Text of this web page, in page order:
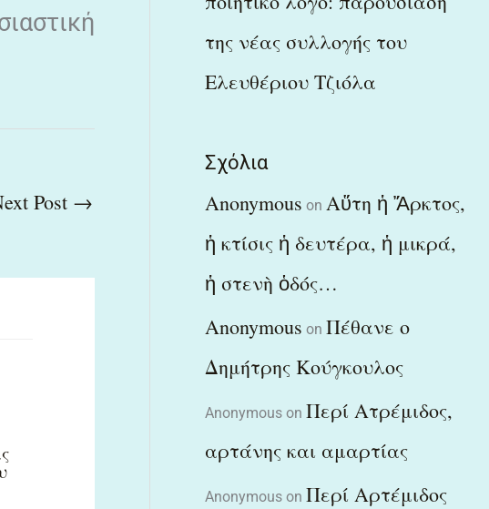
Post →
της νέας συλλογής του
Ελευθέριου Τζιόλα
Σχόλια
Anonymous on Αὕτη ἡ Ἄρκτος,
ἡ κτίσις ἡ δευτέρα, ἡ μικρά,
ἡ στενὴ ὁδός…
Anonymous on Πέθανε ο
Δημήτρης Κούγκουλος
Anonymouson Περί Ατρέμιδος,
αρτάνης και αμαρτίας
Anonymouson Περί Αρτέμιδος